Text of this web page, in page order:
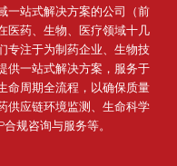
一站式解决方案的公司（前
医药、生物、医疗领域十几
专注于为制药企业、生物技
供一站式解决方案，服务于
命周期全流程，以确保质量
供应链环境监测、生命科学
规咨询与服务等。